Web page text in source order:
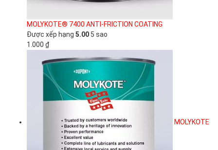
MOLYKOTE® 7400 ANTI-FRICTION COATING
Được xếp hạng 5.00 5 sao
1.000 ₫
MOLYKOTE